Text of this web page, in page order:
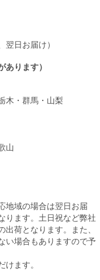
翌日お届け）
ります）
木・群馬・山梨
山
地域の場合は翌日お届
ります。土日祝など弊社
荷となります。また、
い場合もありますので予
けます。